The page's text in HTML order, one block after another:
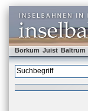
Borkum Juist Baltrum